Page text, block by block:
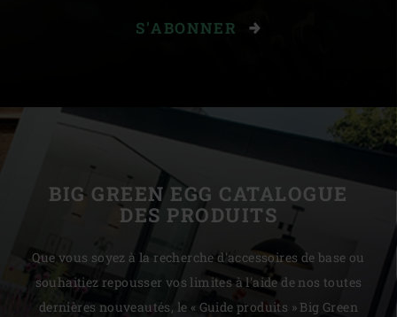
S'ABONNER
BIG GREEN EGG CATALOGUE
DES PRODUITS
Que vous soyez à la recherche d'accessoires de base ou
souhaitiez repousser vos limites à l'aide de nos toutes
dernières nouveautés, le « Guide produits » Big Green